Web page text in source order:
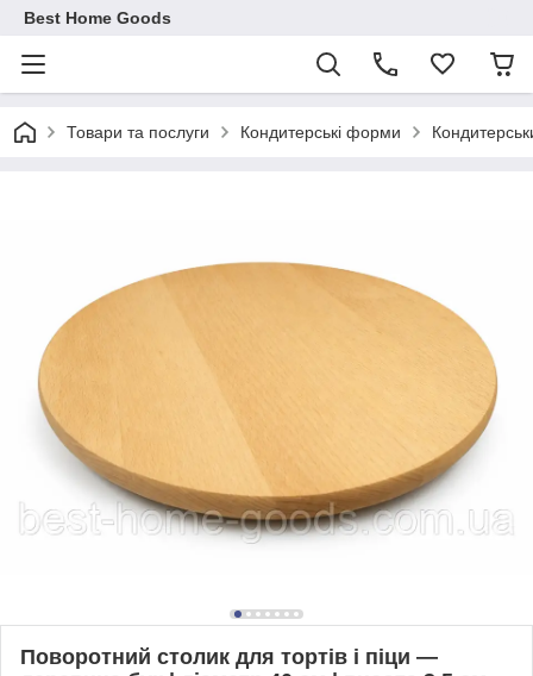
Best Home Goods
Товари та послуги Кондитерські форми
Поворотний столик для тортів і піци —